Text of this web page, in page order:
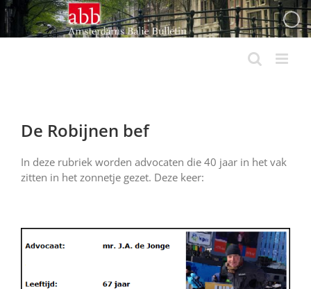
Ga
naar
inhoud
De Robijnen bef
In deze rubriek worden advocaten die 40 jaar in het vak
zitten in het zonnetje gezet. Deze keer: